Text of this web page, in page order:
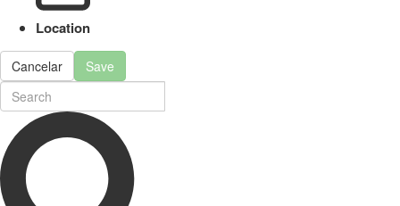
Location
Cancelar Save